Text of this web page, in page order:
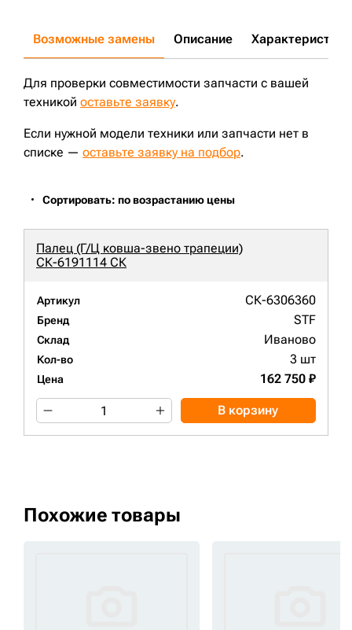
Возможные замены Описание Характеристики
Для проверки совместимости запчасти с вашей
техникой оставьте заявку.
Если нужной модели техники или запчасти нет в
списке — оставьте заявку на подбор.
Сортировать: по возрастанию цены
Палец (Г/Ц ковша-звено трапеции)
СК-6191114 СК
Артикул СК-6306360
Бренд STF
Склад Иваново
Кол-во 3 шт
Цена 162 750 ₽
В корзину
Похожие товары